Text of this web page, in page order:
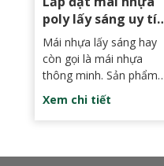
ra một cách đơn giản.
poly lấy sáng uy tín
tại Bình Thuận |
Mái hiên Phan Thiết
Mái nhựa lấy sáng hay
còn gọi là mái nhựa
thông minh. Sản phẩm
sở hữu những đặc điểm
nổi bật về khả năng che
không hấp thu nhiệt và
Xem chi tiết